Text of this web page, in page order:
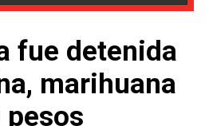
fue detenida
marihuana